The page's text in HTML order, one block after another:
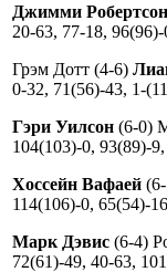
Джимми Робертсон
20-63, 77-18,
Грэм Дотт (4-6)
0-32, 71(56)-43, 1-
Гэри Уилсон (6-0)
104(103)-0, 93(89)-
Хоссейн Вафаей
114(106)-0, 65(54)-
Марк Дэвис (6-4)
72(61)-49, 40-63,